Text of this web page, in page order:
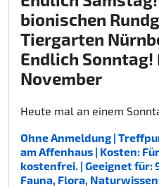
bionischen
Tiergarten
Endlich Sonntag!
November
Heute mal an einem
Ohne Anmeldung |
am Affenhaus | Kosten:
kostenfrei. | Geeignet für:
Fauna, Flora,